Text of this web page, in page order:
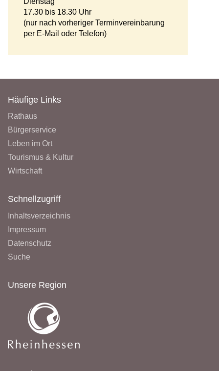
17.30 bis 18.30 Uhr
(nur nach vorheriger Terminvereinbarung
per E-Mail oder Telefon)
Häufige Links
Rathaus
Bürgerservice
Leben im Ort
Tourismus & Kultur
Wirtschaft
Schnellzugriff
Inhaltsverzeichnis
Impressum
Datenschutz
Suche
Unsere Region